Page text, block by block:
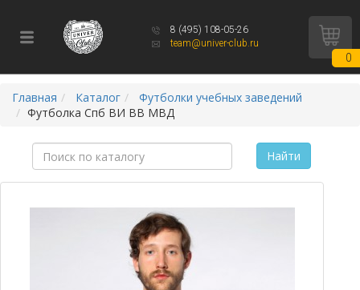
8 (495) 108-05-26
team@univer-club.ru
0
Главная Каталог
Футболки учебных заведений
Футболка Спб ВИ ВВ МВД
Найти